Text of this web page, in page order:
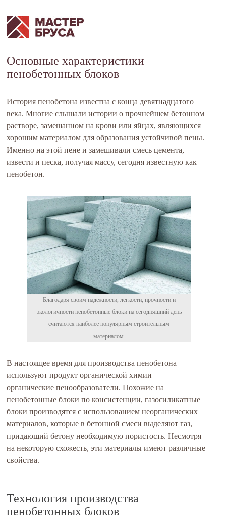
Основные характеристики
пенобетонных блоков
История пенобетона известна с конца девятнадцатого
века. Многие слышали истории о прочнейшем бетонном
растворе, замешанном на крови или яйцах, являющихся
хорошим материалом для образования устойчивой пены.
Именно на этой пене и замешивали смесь цемента,
извести и песка, получая массу, сегодня известную как
пенобетон.
Благодаря своим надежности, легкости, прочности и
экологичности пенобетонные блоки на сегодняшний день
считаются наиболее популярным строительным
материалом.
В настоящее время для производства пенобетона
используют продукт органической химии —
органические пенообразователи. Похожие на
пенобетонные блоки по консистенции, газосиликатные
блоки производятся с использованием неорганических
материалов, которые в бетонной смеси выделяют газ,
придающий бетону необходимую пористость. Несмотря
на некоторую схожесть, эти материалы имеют различные
свойства.
Технология производства
пенобетонных блоков